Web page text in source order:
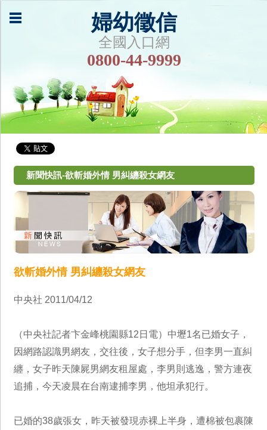
婦幼徵信
全國入口網
0800-44-9999
新聞快訊-欲斬婚外情 男糾纏殺女網友
欲斬婚外情 男糾纏殺女網友
中央社 2011/04/12
（中央社記者卞金峰桃園縣12日電）中壢1名已婚女子，
因網路認識男網友，交往後，女子想分手，但李男一直糾
纏，女子昨天陳屍男網友租屋處，李男則逃逸，警方連夜
追捕，今天凌晨在台南逮捕李男，他坦承犯行。
已婚的38歲張女，昨天被發現赤裸上半身，遭棉被包裹陳